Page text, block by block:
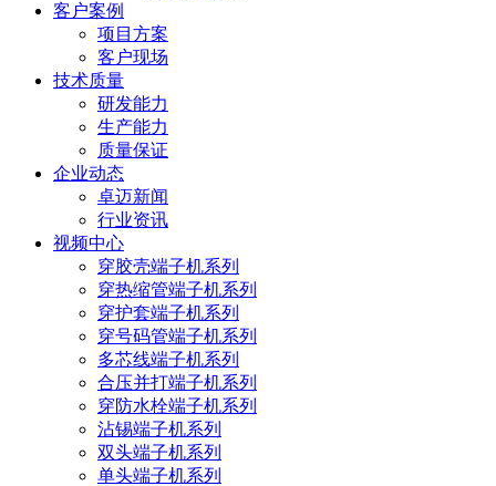
客户案例
项目方案
客户现场
技术质量
研发能力
生产能力
质量保证
企业动态
卓迈新闻
行业资讯
视频中心
穿胶壳端子机系列
穿热缩管端子机系列
穿护套端子机系列
穿号码管端子机系列
多芯线端子机系列
合压并打端子机系列
穿防水栓端子机系列
沾锡端子机系列
双头端子机系列
单头端子机系列